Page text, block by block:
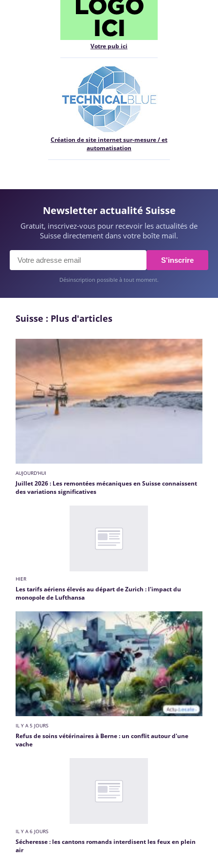
Votre pub ici
Création de site internet sur-mesure / et
automatisation
Newsletter actualité Suisse
Gratuit, inscrivez-vous pour recevoir les actualités de
Suisse directement dans votre boîte mail.
S'inscrire
Désinscription possible à tout moment.
Suisse : Plus d'articles
AUJOURD'HUI
Juillet 2026 : Les remontées mécaniques en Suisse connaissent
des variations significatives
HIER
Les tarifs aériens élevés au départ de Zurich : l'impact du
monopole de Lufthansa
IL Y A 5 JOURS
Refus de soins vétérinaires à Berne : un conflit autour d'une
vache
IL Y A 6 JOURS
Sécheresse : les cantons romands interdisent les feux en plein
air